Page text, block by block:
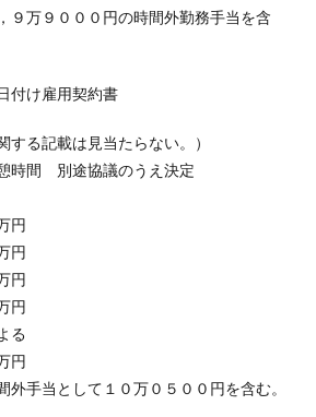
９万９０００円の時間外勤務手当を含
付け雇用契約書
る記載は見当たらない。）
時間 別途協議のうえ決定
円
円
円
円
る
円
手当として１０万０５００円を含む。